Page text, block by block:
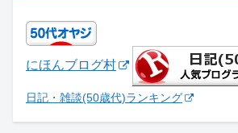
にほんブログ村
日記・雑談(50歳代)ランキング